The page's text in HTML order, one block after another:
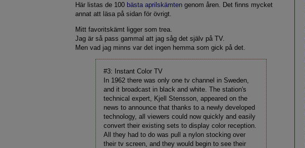
Här listas de 100 bästa aprilskämten genom åren. Det finns mycket
annat att läsa på sidan för övrigt.
Mitt favoritskämt ligger som trea.
Jag är så pass gammal att jag såg det själv på TV.
Men vad jag minns var det ingen hemma som gick på det.
#3: Instant Color TV
In 1962 there was only one tv channel in Sweden,
and it broadcast in black and white. The station's
technical expert, Kjell Stensson, appeared on the
news to announce that thanks to a newly developed
technology, all viewers could now quickly and easily
convert their existing sets to display color reception.
All they had to do was pull a nylon stocking over
their tv screen, and they would begin to see their